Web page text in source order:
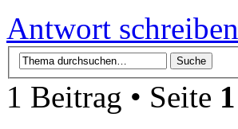
Antwort schreiben
1 Beitrag • Seite 1